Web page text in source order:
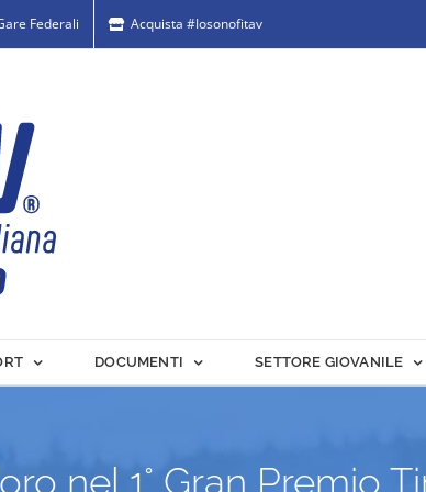
Federali Acquista #Iosonofitav
DOCUMENTI SETTORE GIOVANILE
nel 1° Gran Premio